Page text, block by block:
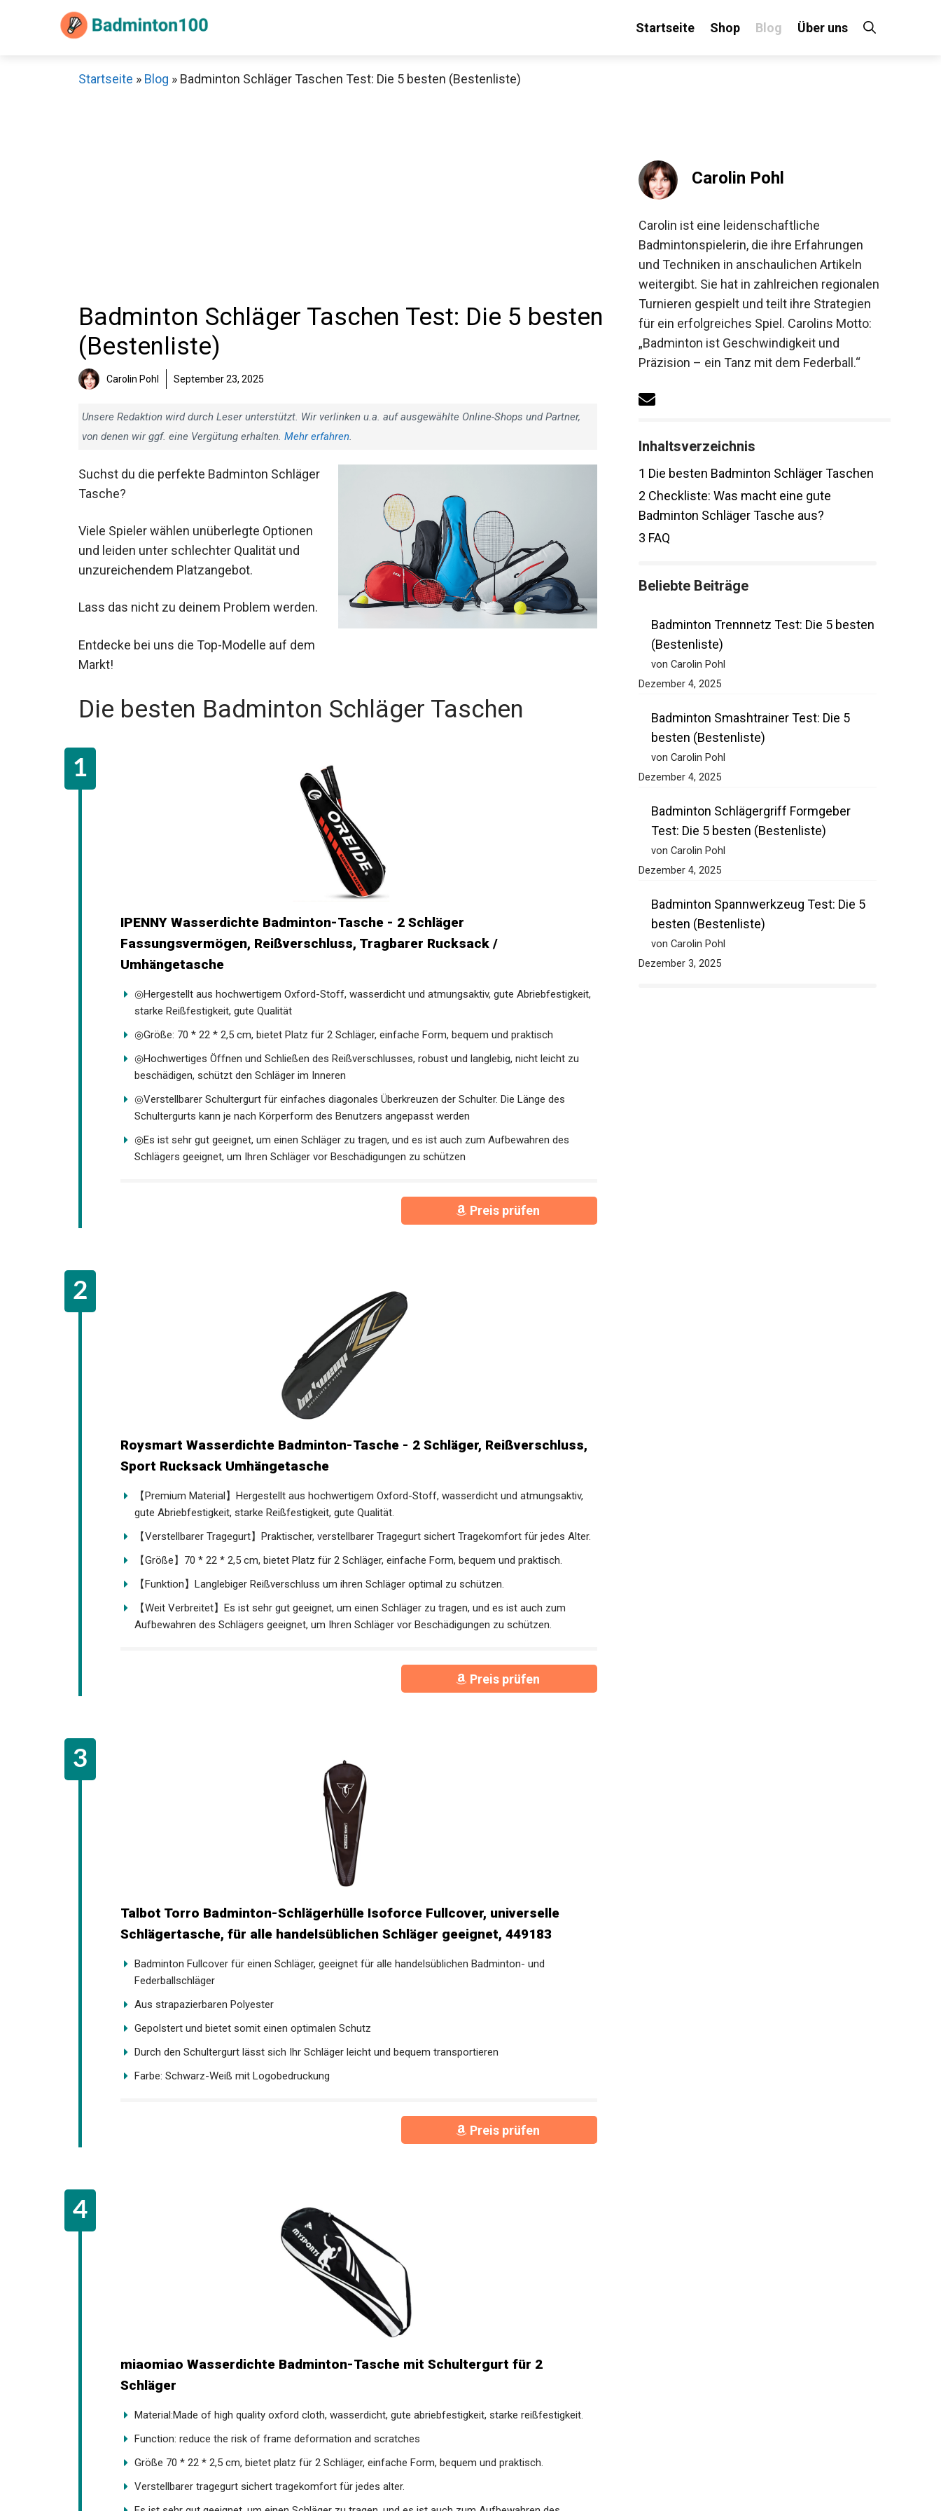
Startseite Shop Blog Über uns
Startseite » Blog » Badminton Schläger Taschen Test: Die 5 besten (Bestenliste)
Badminton Schläger Taschen Test: Die 5 besten
(Bestenliste)
Carolin Pohl September 23, 2025
Unsere Redaktion wird durch Leser unterstützt. Wir verlinken u.a. auf ausgewählte Online-Shops und Partner,
von denen wir ggf. eine Vergütung erhalten. Mehr erfahren.
Suchst du die perfekte Badminton Schläger
Tasche?
Viele Spieler wählen unüberlegte Optionen
und leiden unter schlechter Qualität und
unzureichendem Platzangebot.
Lass das nicht zu deinem Problem werden.
Entdecke bei uns die Top-Modelle auf dem Markt!
IPENNY Wasserdichte Badminton-Tasche - 2 Schläger
Fassungsvermögen, Reißverschluss, Tragbarer Rucksack /
Umhängetasche
◎Hergestellt aus hochwertigem Oxford-Stoff, wasserdicht und atmungsaktiv, gute
Abriebfestigkeit, starke Reißfestigkeit, gute Qualität
◎Größe: 70 * 22 * 2,5 cm, bietet Platz für 2 Schläger, einfache Form, bequem und praktisch
◎Hochwertiges Öffnen und Schließen des Reißverschlusses, robust und langlebig, nicht leicht zu
beschädigen, schützt den Schläger im Inneren
◎Verstellbarer Schultergurt für einfaches diagonales Überkreuzen der Schulter. Die Länge des
Schultergurts kann je nach Körperform des Benutzers angepasst werden
◎Es ist sehr gut geeignet, um einen Schläger zu tragen, und es ist auch zum Aufbewahren des
Schlägers geeignet, um Ihren Schläger vor Beschädigungen zu schützen
Sport Rucksack Umhängetasche
【Premium Material】Hergestellt aus hochwertigem Oxford-Stoff, wasserdicht und atmungsaktiv,
gute Abriebfestigkeit, starke Reißfestigkeit, gute Qualität.
【Verstellbarer Tragegurt】Praktischer, verstellbarer Tragegurt sichert Tragekomfort für jedes
Alter.
【Größe】70 * 22 * 2,5 cm, bietet Platz für 2 Schläger, einfache Form, bequem und praktisch.
【Funktion】Langlebiger Reißverschluss um ihren Schläger optimal zu schützen.
【Weit Verbreitet】Es ist sehr gut geeignet, um einen Schläger zu tragen, und es ist auch zum
Aufbewahren des Schlägers geeignet, um Ihren Schläger vor Beschädigungen zu schützen.
Preis prüfen
Talbot Torro Badminton-Schlägerhülle Isoforce Fullcover, universelle
Schlägertasche, für alle handelsüblichen Schläger geeignet, 449183
Badminton Fullcover für einen Schläger, geeignet für alle handelsüblichen Badminton- und
Federballschläger
Aus strapazierbaren Polyester
Gepolstert und bietet somit einen optimalen Schutz
Durch den Schultergurt lässt sich Ihr Schläger leicht und bequem transportieren
Farbe: Schwarz-Weiß mit Logobedruckung
Preis prüfen
miaomiao Wasserdichte Badminton-Tasche mit Schultergurt für 2
Schläger
Material:Made of high quality oxford cloth, wasserdicht, gute abriebfestigkeit, starke reißfestigkeit.
Function: reduce the risk of frame deformation and scratches
Größe 70 * 22 * 2,5 cm, bietet platz für 2 Schläger, einfache Form, bequem und praktisch.
Verstellbarer tragegurt sichert tragekomfort für jedes alter.
Es ist sehr gut geeignet, um einen Schläger zu tragen, und es ist auch zum Aufbewahren des
Carolin Pohl
Carolin ist eine leidenschaftliche
Badmintonspielerin, die ihre Erfahrungen
und Techniken in anschaulichen Artikeln
weitergibt. Sie hat in zahlreichen regionalen
Turnieren gespielt und teilt ihre Strategien
für ein erfolgreiches Spiel. Carolins Motto:
„Badminton ist Geschwindigkeit und
Präzision – ein Tanz mit dem Federball.“
Inhaltsverzeichnis
Die besten Badminton Schläger
Taschen
Checkliste: Was macht eine gute
Badminton Schläger Tasche aus?
Badminton Trennnetz Test: Die 5
besten (Bestenliste)
von Carolin Pohl
Badminton Smashtrainer Test: Die 5
besten (Bestenliste)
von Carolin Pohl
Badminton Schlägergriff Formgeber
Test: Die 5 besten (Bestenliste)
von Carolin Pohl
Badminton Spannwerkzeug Test: Die 5
besten (Bestenliste)
von Carolin Pohl
Schaue dir jetzt die meistverkauften Produkte im Sale bei Decathlon an!